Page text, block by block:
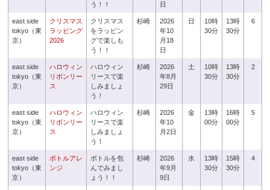
う！！
日
east side
tokyo（東
京）
クリスマス
ラッピング
2026
クリスマス
をラッピン
グで楽しも
う！！
杉崎
2026
年10
月18
日
日
10時
30分
13時
30分
6
east side
tokyo（東
京）
ハロウィン
リボンリー
ス
ハロウィン
リースで楽
しみましょ
う！
杉崎
2026
年8月
29日
土
10時
30分
13時
30分
2
east side
tokyo（東
京）
ハロウィン
リボンリー
ス
ハロウィン
リースで楽
しみましょ
う！
杉崎
2026
年10
月2日
金
13時
00分
16時
00分
5
east side
tokyo（東
京）
ボトルアレ
ンジ
ボトルを包
んでみまし
ょう！！
杉崎
2026
年9月
9日
水
13時
30分
15時
30分
4